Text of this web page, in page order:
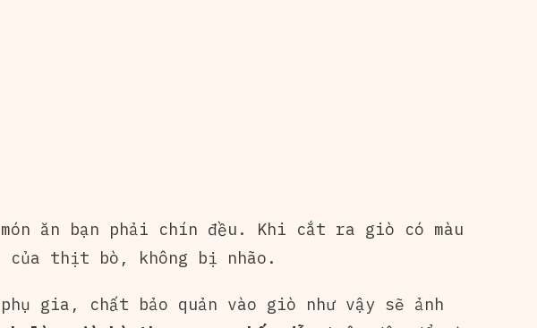
món ăn bạn phải chín đều. Khi cắt ra giò có màu
của thịt bò, không bị nhão.
gia, chất bảo quản vào giò như vậy sẽ ảnh